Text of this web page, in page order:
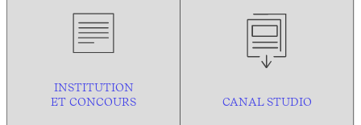
INSTITUTION
ET CONCOURS
CANAL STUDIO